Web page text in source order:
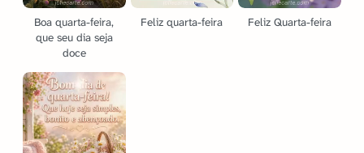
Boa quarta-feira,
que seu dia seja
doce
Feliz quarta-feira Feliz Quarta-feira